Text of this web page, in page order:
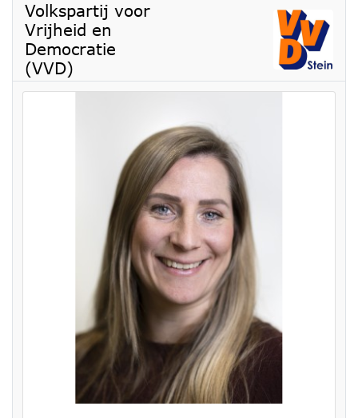
Volkspartij voor
Vrijheid en
Democratie
(VVD)